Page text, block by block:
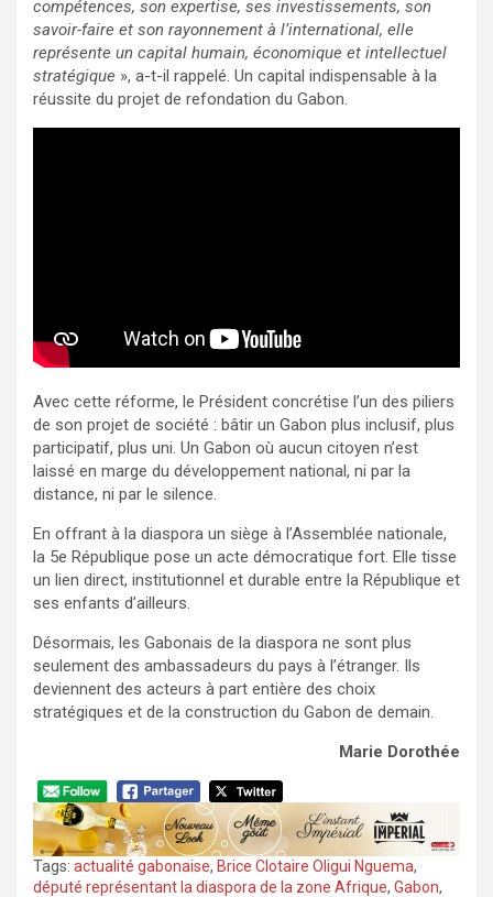
compétences, son expertise, ses investissements, son
savoir-faire et son rayonnement à l’international, elle
représente un capital humain, économique et intellectuel
stratégique », a-t-il rappelé. Un capital indispensable à la
réussite du projet de refondation du Gabon.
Avec cette réforme, le Président concrétise l’un des piliers
de son projet de société : bâtir un Gabon plus inclusif, plus
participatif, plus uni. Un Gabon où aucun citoyen n’est
laissé en marge du développement national, ni par la
distance, ni par le silence.
En offrant à la diaspora un siège à l’Assemblée nationale,
la 5e République pose un acte démocratique fort. Elle tisse
un lien direct, institutionnel et durable entre la République et
ses enfants d’ailleurs.
Désormais, les Gabonais de la diaspora ne sont plus
seulement des ambassadeurs du pays à l’étranger. Ils
deviennent des acteurs à part entière des choix
stratégiques et de la construction du Gabon de demain.
Marie Dorothée
Tags: actualité gabonaise, Brice Clotaire Oligui Nguema,
député représentant la diaspora de la zone Afrique, Gabon,